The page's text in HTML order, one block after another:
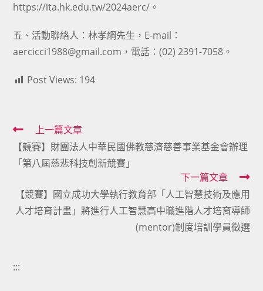
https://ita.hk.edu.tw/2024aerc/。
五、活動聯絡人：林孝綱先生，E-mail：
aercicci1988@gmail.com，電話：(02) 2391-7058。
Post Views: 194
Read
more
articles
上一篇文章
【競賽】財團法人中華民國佛教慈濟慈善事業基金會辦理
「第八屆慈悲科技創新競賽」
下一篇文章
【競賽】國立成功大學執行教育部「人工智慧技術及應用
人才培育計畫」將進行人工智慧高中職進階人才培育導師
(mentor)制度培訓學員徵選
:::